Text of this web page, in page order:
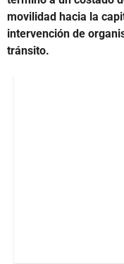
movilidad hacia la
intervención de
tránsito.